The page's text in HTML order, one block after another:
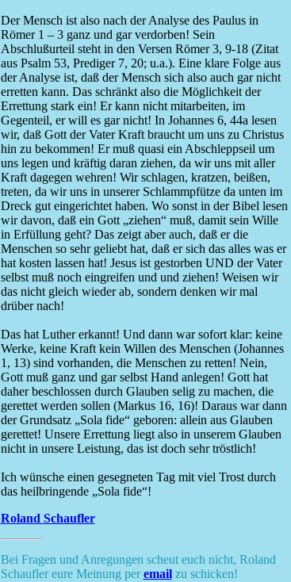
Der Mensch ist also nach der Analyse des Paulus in
Römer 1 – 3 ganz und gar verdorben! Sein
Abschlußurteil steht in den Versen Römer 3, 9-18 (Zitat
aus Psalm 53, Prediger 7, 20; u.a.). Eine klare Folge aus
der Analyse ist, daß der Mensch sich also auch gar nicht
erretten kann. Das schränkt also die Möglichkeit der
Errettung stark ein! Er kann nicht mitarbeiten, im
Gegenteil, er will es gar nicht! In Johannes 6, 44a lesen
wir, daß Gott der Vater Kraft braucht um uns zu Christus
hin zu bekommen! Er muß quasi ein Abschleppseil um
uns legen und kräftig daran ziehen, da wir uns mit aller
Kraft dagegen wehren! Wir schlagen, kratzen, beißen,
treten, da wir uns in unserer Schlammpfütze da unten im
Dreck gut eingerichtet haben. Wo sonst in der Bibel lesen
wir davon, daß ein Gott „ziehen“ muß, damit sein Wille
in Erfüllung geht? Das zeigt aber auch, daß er die
Menschen so sehr geliebt hat, daß er sich das alles was er
hat kosten lassen hat! Jesus ist gestorben UND der Vater
selbst muß noch eingreifen und und ziehen! Weisen wir
das nicht gleich wieder ab, sondern denken wir mal
drüber nach!
Das hat Luther erkannt! Und dann war sofort klar: keine
Werke, keine Kraft kein Willen des Menschen (Johannes
1, 13) sind vorhanden, die Menschen zu retten! Nein,
Gott muß ganz und gar selbst Hand anlegen! Gott hat
daher beschlossen durch Glauben selig zu machen, die
gerettet werden sollen (Markus 16, 16)! Daraus war dann
der Grundsatz „Sola fide“ geboren: allein aus Glauben
gerettet! Unsere Errettung liegt also in unserem Glauben
nicht in unsere Leistung, das ist doch sehr tröstlich!
Ich wünsche einen gesegneten Tag mit viel Trost durch
das heilbringende „Sola fide“!
Roland Schaufler
Bei Fragen und Anregungen scheut euch nicht, Roland
Schaufler eure Meinung peremailzu schicken!